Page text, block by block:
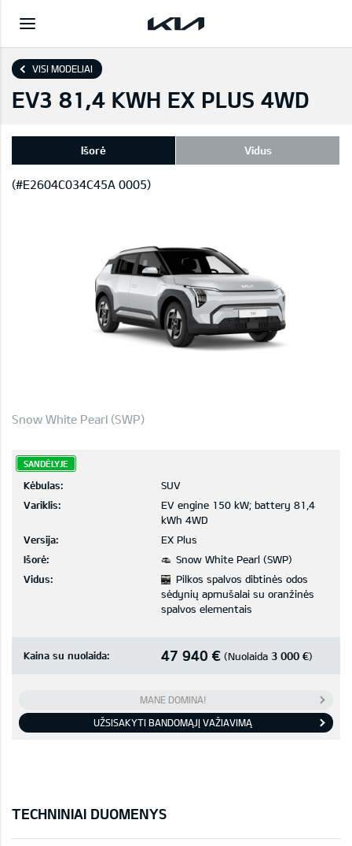
VISI MODELIAI
EV3 81,4 KWH EX PLUS 4WD
Išorė Vidus
(#E2604C034C45A 0005)
Snow White Pearl (SWP)
SANDĖLYJE
Kėbulas:
SUV
Variklis:
EV engine 150 kW; battery 81,4
kWh 4WD
Versija:
EX Plus
Išorė:
Snow White Pearl (SWP)
Vidus:
Pilkos spalvos dibtinės odos
sėdynių apmušalai su oranžinės
spalvos elementais
Kaina su nuolaida: 47 940 € (Nuolaida 3 000 €)
MANE DOMINA!
UŽSISAKYTI BANDOMĄJĮ VAŽIAVIMĄ
TECHNINIAI DUOMENYS